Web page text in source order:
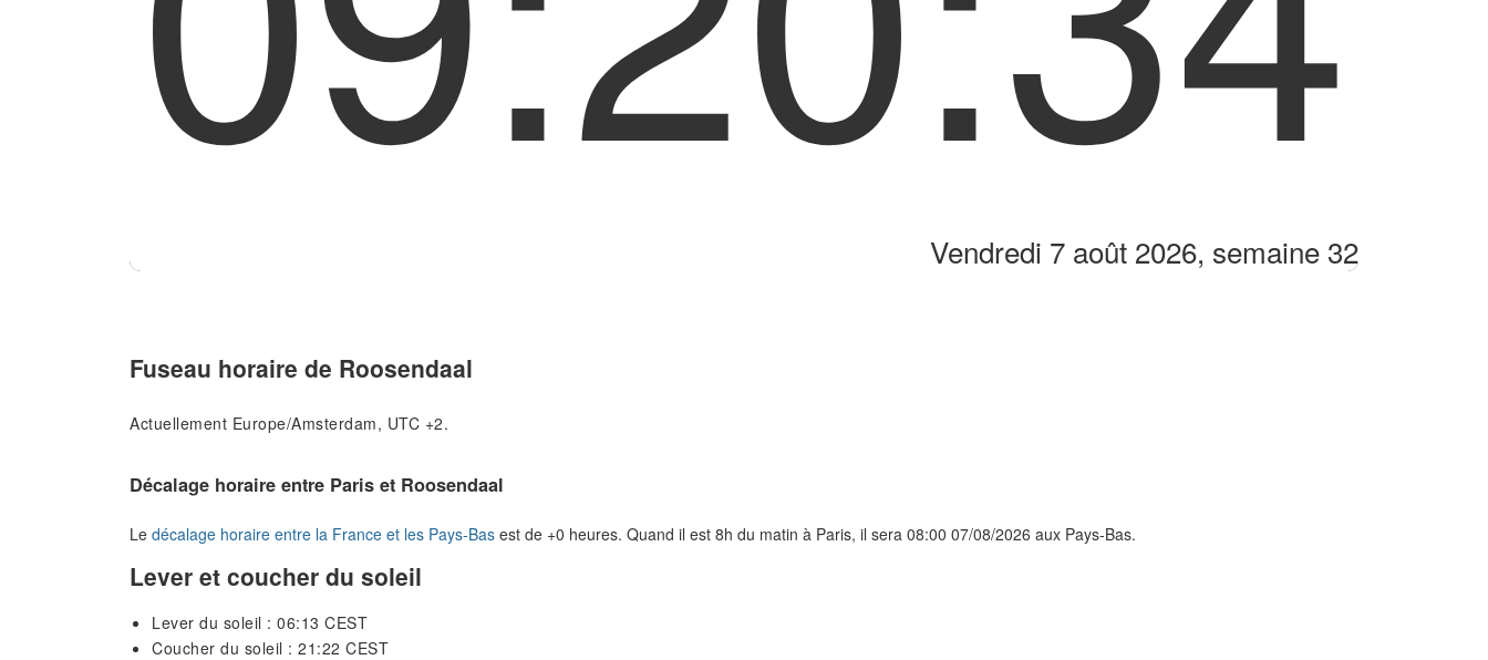
Vendredi 7 août 2026, semaine 32
Fuseau horaire de Roosendaal
Actuellement Europe/Amsterdam, UTC +2.
Décalage horaire entre Paris et Roosendaal
Le décalage horaire entre la France et les Pays-Bas est de +0 heures. Quand il est 8h du matin à Paris, il sera 08:00 07/08/2026 aux Pays-Bas.
Lever et coucher du soleil
Lever du soleil : 06:13 CEST
Coucher du soleil : 21:22 CEST